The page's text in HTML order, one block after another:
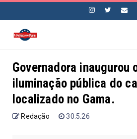
Governadora inaugurou
iluminação pública do
localizado no Gama.
Redação 30.5.26